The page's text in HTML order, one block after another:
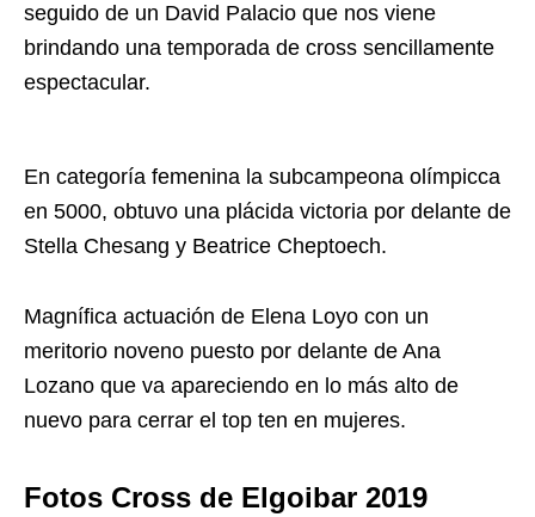
seguido de un David Palacio que nos viene
brindando una temporada de cross sencillamente
espectacular.
En categoría femenina la subcampeona olímpicca
en 5000, obtuvo una plácida victoria por delante de
Stella Chesang y Beatrice Cheptoech.
Magnífica actuación de Elena Loyo con un
meritorio noveno puesto por delante de Ana
Lozano que va apareciendo en lo más alto de
nuevo para cerrar el top ten en mujeres.
Fotos Cross de Elgoibar 2019